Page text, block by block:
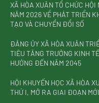
XÃ HÒA XUÂN TỔ CHỨC
NĂM 2026 VỀ PHÁT TRIỂN
TẠO VÀ CHUYỂN ĐỔI SỐ
ĐẢNG ỦY XÃ HÒA XUÂN
TIÊU TĂNG TRƯỞNG KINH
HƯỚNG ĐẾN NĂM 2045
HỘI KHUYẾN HỌC XÃ HÒA
THỨ I, MỞ RA GIAI ĐOẠN